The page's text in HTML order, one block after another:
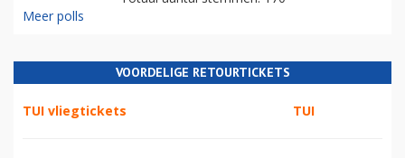
Meer polls
VOORDELIGE RETOURTICKETS
TUI vliegtickets TUI